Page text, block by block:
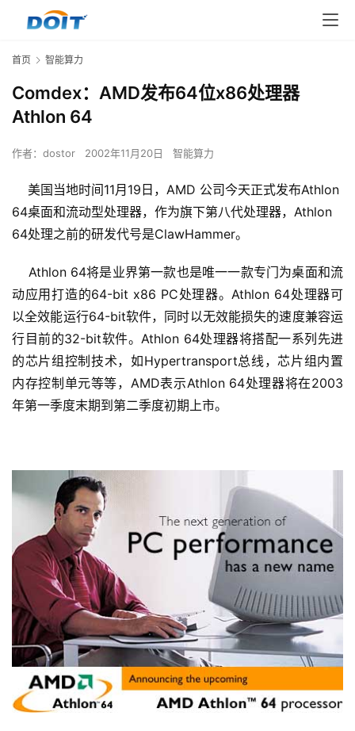
首页 智能算力
Comdex：AMD发布64位x86处理器
Athlon 64
作者： dostor 2002年11月20日 智能算力
美国当地时间11月19日，AMD 公司今天正式发布Athlon
64桌面和流动型处理器，作为旗下第八代处理器，Athlon
64处理之前的研发代号是ClawHammer。
Athlon 64将是业界第一款也是唯一一款专门为桌面和流
动应用打造的64-bit x86 PC处理器。Athlon 64处理器可
以全效能运行64-bit软件，同时以无效能损失的速度兼容运
行目前的32-bit软件。Athlon 64处理器将搭配一系列先进
的芯片组控制技术，如Hypertransport总线，芯片组内置
内存控制单元等等，AMD表示Athlon 64处理器将在2003
年第一季度末期到第二季度初期上市。